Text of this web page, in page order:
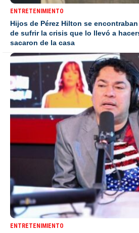
ENTRETENIMIENTO
Hijos de Pérez Hilton se
de sufrir la crisis que lo llevó a
sacaron de la casa
ENTRETENIMIENTO